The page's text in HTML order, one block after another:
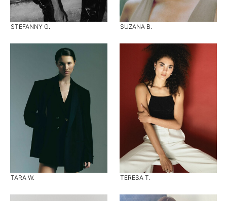
STEFANNY G. SUZANA B.
TARA W. TERESA T.